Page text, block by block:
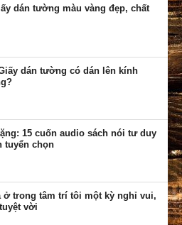
dán tường màu vàng đẹp, chất
dán tường có dán lên kính
15 cuốn audio sách nói tư duy
tuyển chọn
ở trong tâm trí tôi một kỳ nghỉ vui,
vời